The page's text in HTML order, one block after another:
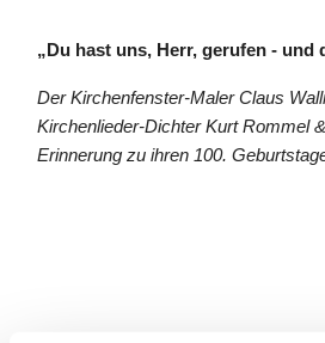
„Du hast uns, Herr, gerufen - und
Der Kirchenfenster-Maler Claus
Kirchenlieder-Dichter Kurt Rommel
Erinnerung zu ihren 100.